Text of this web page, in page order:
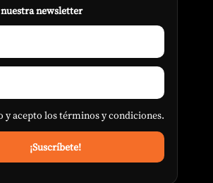
newsletter
y acepto lostérminos y condiciones.